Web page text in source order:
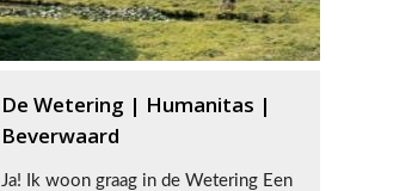
De Wetering | Humanitas |
Beverwaard
Ja! Ik woon graag in de Wetering Een